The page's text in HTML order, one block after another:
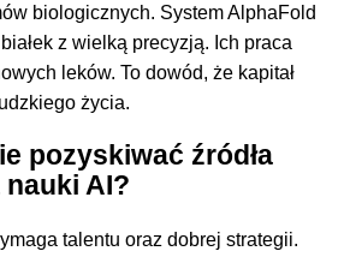
biologicznych. System AlphaFold
z wielką precyzją. Ich praca
leków. To dowód, że kapitał
życia.
pozyskiwać źródła
AI?
talentu oraz dobrej strategii.